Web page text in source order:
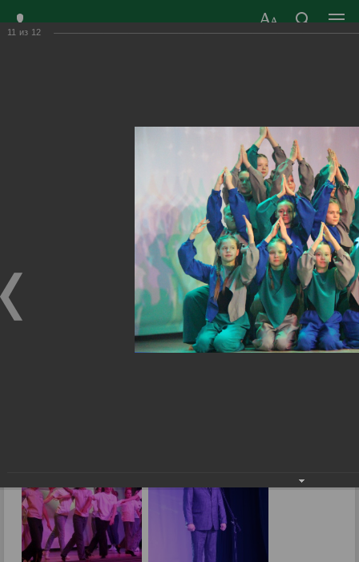
САМОУПРАВЛЕНИЯ
г. Радужный, 1 квартал, д.55
Адрес здания администрации
radugn@avo.ru
Электронная почта
Главная Фотогалерея › Новости
›
«На страже России – великие сыны»
«На страже России – великие сыны»
11 из 12